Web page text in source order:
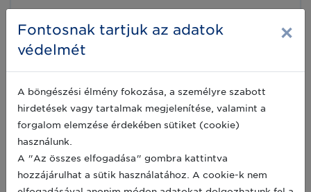
Fontosnak tartjuk az adatok
védelmét
×
A böngészési élmény fokozása, a személyre szabott
hirdetések vagy tartalmak megjelenítése, valamint a
forgalom elemzése érdekében sütiket (cookie)
használunk.
A "Az összes elfogadása" gombra kattintva
hozzájárulhat a sütik használatához. A cookie-k nem